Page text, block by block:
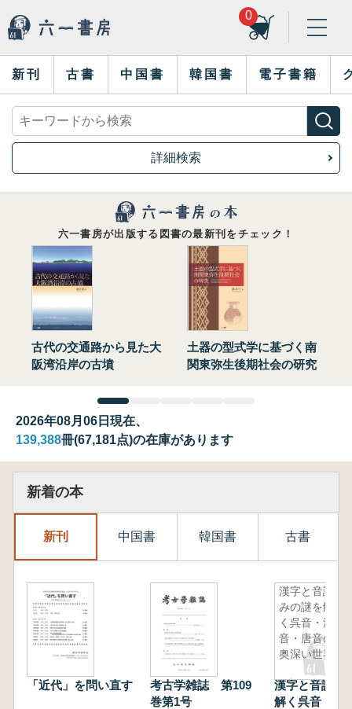
0
新刊 古書 中国書 韓国書 電子書籍
詳細検索
六一書房が出版する図書の最新刊をチェック！
古代の交通路から見た大
阪湾沿岸の古墳
土器の型式学に基づく南
関東弥生後期社会の研究
2026年08月06日現在、
139,388冊(67,181点)の在庫があります
新着の本
新刊 中国書 韓国書 古書
「近代」を問い直す
考古学雑誌 第109
巻第1号
漢字と音読
みの謎を解
く呉音・漢
音・唐音の
奥深い世界
漢字と音読み
解く呉音・漢